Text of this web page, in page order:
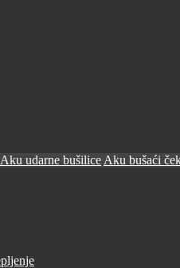
Aku udarne bušilice Aku bušaći